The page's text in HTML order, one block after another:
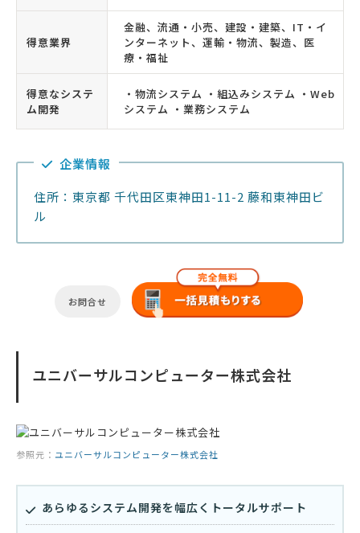
得意業界
金融、流通・小売、建設・建築、IT・イ
ンターネット、運輸・物流、製造、医
療・福祉
得意なシステ
ム開発
・物流システム ・組込みシステム ・Web
システム ・業務システム
企業情報
住所：東京都 千代田区東神田1-11-2 藤和東神田ビ
ル
お問合せ
ユニバーサルコンピューター株式会社
参照元： ユニバーサルコンピューター株式会社
あらゆるシステム開発を幅広くトータルサポート